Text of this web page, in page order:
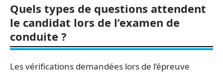
Quels types de questions attendent
le candidat lors de l’examen de
conduite ?
Les vérifications demandées lors de l’épreuve